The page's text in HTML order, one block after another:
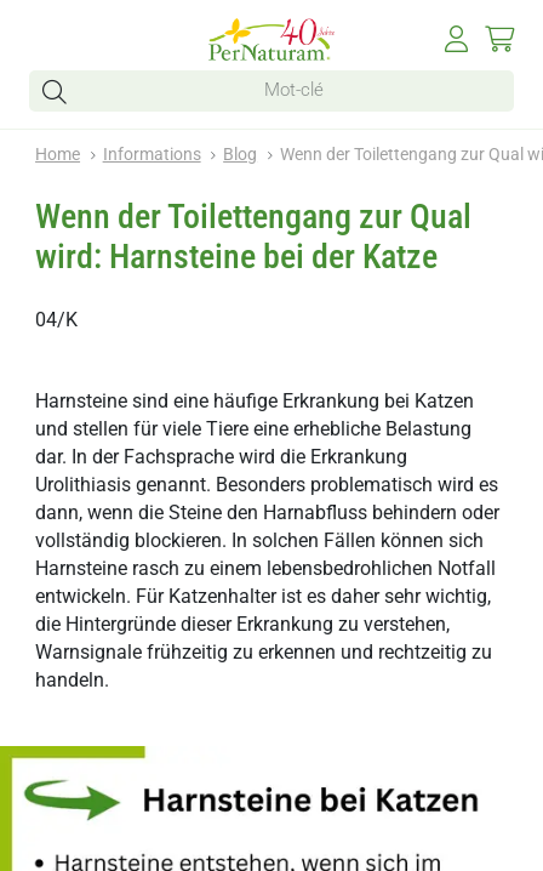
Home Informations Blog Wenn der Toilettengang zur Qual
Wenn der Toilettengang zur Qual
wird: Harnsteine bei der Katze
04/K
Harnsteine sind eine häufige Erkrankung bei Katzen
und stellen für viele Tiere eine erhebliche Belastung
dar. In der Fachsprache wird die Erkrankung
Urolithiasis genannt. Besonders problematisch wird es
dann, wenn die Steine den Harnabfluss behindern oder
vollständig blockieren. In solchen Fällen können sich
Harnsteine rasch zu einem lebensbedrohlichen Notfall
entwickeln. Für Katzenhalter ist es daher sehr wichtig,
die Hintergründe dieser Erkrankung zu verstehen,
Warnsignale frühzeitig zu erkennen und rechtzeitig zu
handeln.